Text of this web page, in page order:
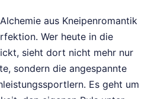
aus Kneipenromantik
Wer heute in die
sieht dort nicht mehr nur
sondern die angespannte
Es geht um